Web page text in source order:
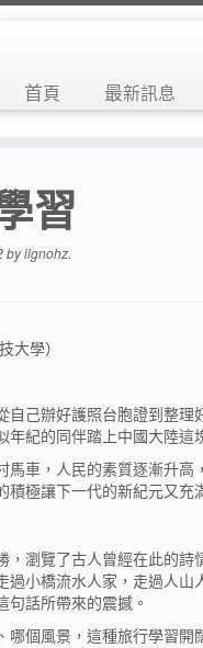
首頁 最新訊息
習
byilgnohz.
大學）
己辦好護照台胞證到整
紀的同伴踏上中國大陸
車，人民的素質逐漸升
極讓下一代的新紀元又
瀏覽了古人曾經在此的
小橋流水人家，走過人
話所帶來的震撼。
個風景，這種旅行學習